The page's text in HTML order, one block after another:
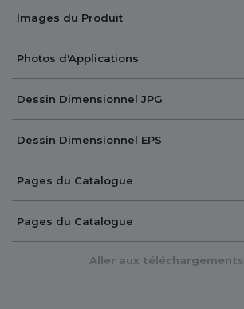
Images du Produit
Photos d'Applications
Dessin Dimensionnel JPG
Dessin Dimensionnel EPS
Pages du Catalogue
Pages du Catalogue
Aller aux téléchargements